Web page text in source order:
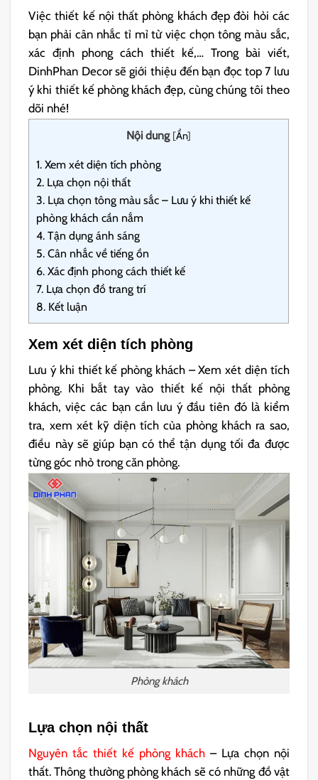
Việc thiết kế nội thất phòng khách đẹp đòi hỏi các
bạn phải cân nhắc tỉ mỉ từ việc chọn tông màu sắc,
xác định phong cách thiết kế,… Trong bài viết,
DinhPhan Decor sẽ giới thiệu đến bạn đọc top 7 lưu
ý khi thiết kế phòng khách đẹp, cùng chúng tôi theo
dõi nhé!
Nội dung [Ẩn]
1. Xem xét diện tích phòng
2. Lựa chọn nội thất
3. Lựa chọn tông màu sắc – Lưu ý khi thiết kế
phòng khách cần nắm
4. Tận dụng ánh sáng
5. Cân nhắc về tiếng ồn
6. Xác định phong cách thiết kế
7. Lựa chọn đồ trang trí
8. Kết luận
Xem xét diện tích phòng
Lưu ý khi thiết kế phòng khách – Xem xét diện tích
phòng. Khi bắt tay vào thiết kế nội thất phòng
khách, việc các bạn cần lưu ý đầu tiên đó là kiểm
tra, xem xét kỹ diện tích của phòng khách ra sao,
điều này sẽ giúp bạn có thể tận dụng tối đa được
từng góc nhỏ trong căn phòng.
Phòng khách
Lựa chọn nội thất
Nguyên tắc thiết kế phòng khách– Lựa chọn nội
thất. Thông thường phòng khách sẽ có những đồ vật